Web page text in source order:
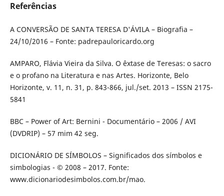
Referências
A CONVERSÃO DE SANTA TERESA D'ÁVILA – Biografia –
24/10/2016 – Fonte: padrepauloricardo.org
AMPARO, Flávia Vieira da Silva. O êxtase de Teresas: o sacro
e o profano na Literatura e nas Artes. Horizonte, Belo
Horizonte, v. 11, n. 31, p. 843-866, jul./set. 2013 – ISSN 2175-
5841
BBC – Power of Art: Bernini - Documentário – 2006 / AVI
(DVDRIP) – 57 mim 42 seg.
DICIONÁRIO DE SÍMBOLOS – Significados dos símbolos e
simbologias - © 2008 – 2017. Fonte:
www.dicionariodesimbolos.com.br/mao.